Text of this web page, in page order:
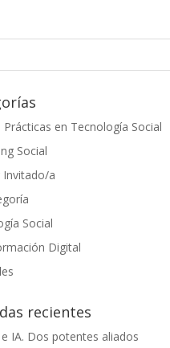
Prácticas en Tecnología Social
Social
Invitado/a
Social
Digital
recientes
e IA. Dos potentes aliados